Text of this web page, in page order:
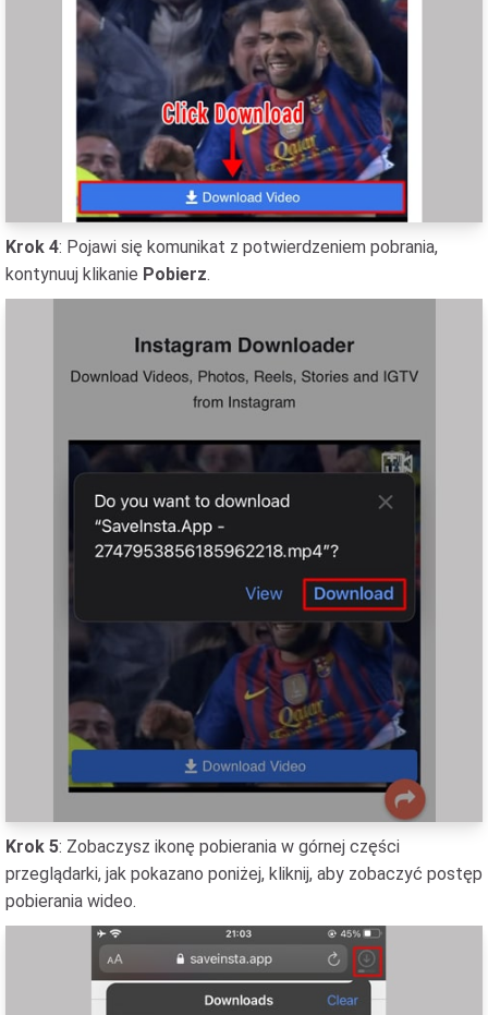
Krok 4: Pojawi się komunikat z potwierdzeniem pobrania,
kontynuuj klikanie Pobierz.
Krok 5: Zobaczysz ikonę pobierania w górnej części
przeglądarki, jak pokazano poniżej, kliknij, aby zobaczyć postęp
pobierania wideo.